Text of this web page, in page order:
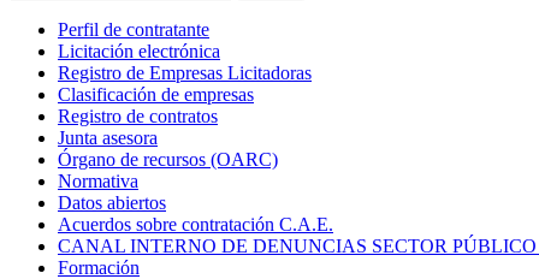
Perfil de contratante
Licitación electrónica
Registro de Empresas Licitadoras
Clasificación de empresas
Registro de contratos
Junta asesora
Órgano de recursos (OARC)
Normativa
Datos abiertos
Acuerdos sobre contratación C.A.E.
CANAL INTERNO DE DENUNCIAS SECTOR
Formación